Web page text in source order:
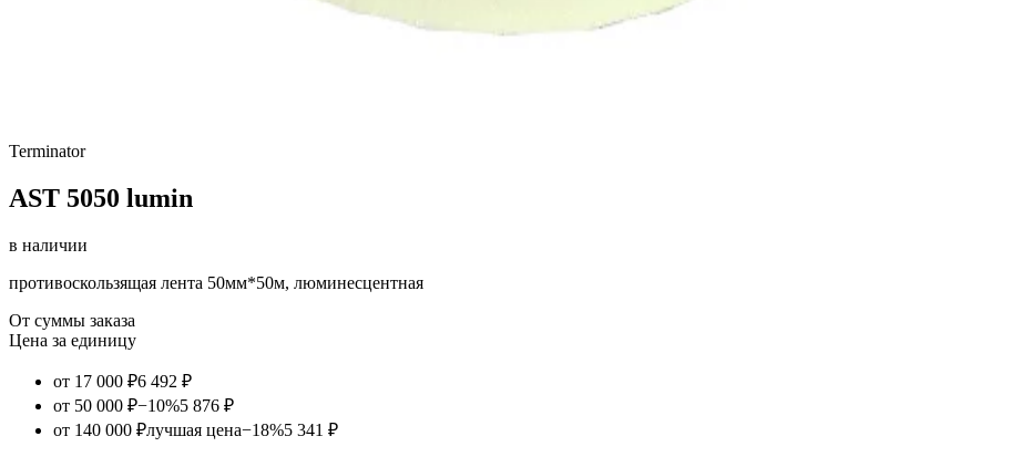
Terminator
AST 5050 lumin
в наличии
противоскользящая лента 50мм*50м, люминесцентная
От суммы заказа
Цена за единицу
от 17 000 ₽6 492 ₽
от 50 000 ₽−10%5 876 ₽
от 140 000 ₽лучшая цена−18%5 341 ₽